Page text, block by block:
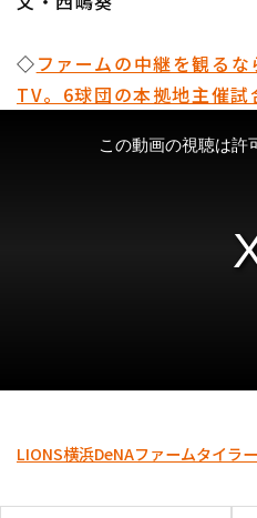
◇ファームの中継を観る
TV。6球団の本拠地主催試
LIONS横浜DeNAファームタイラ